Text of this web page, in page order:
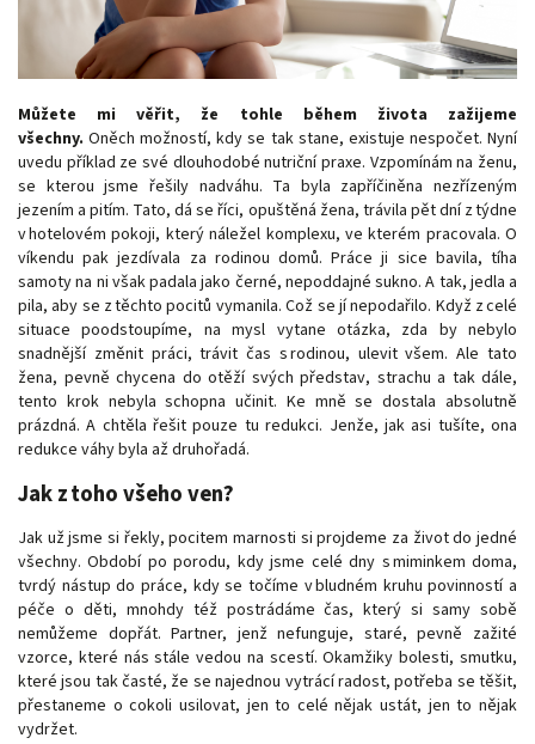
Můžete mi věřit, že tohle během života zažijeme
všechny. Oněch možností, kdy se tak stane, existuje nespočet. Nyní
uvedu příklad ze své dlouhodobé nutriční praxe. Vzpomínám na ženu,
se kterou jsme řešily nadváhu. Ta byla zapříčiněna nezřízeným
jezením a pitím. Tato, dá se říci, opuštěná žena, trávila pět dní z týdne
v hotelovém pokoji, který náležel komplexu, ve kterém pracovala. O
víkendu pak jezdívala za rodinou domů. Práce ji sice bavila, tíha
samoty na ni však padala jako černé, nepoddajné sukno. A tak, jedla a
pila, aby se z těchto pocitů vymanila. Což se jí nepodařilo. Když z celé
situace poodstoupíme, na mysl vytane otázka, zda by nebylo
snadnější změnit práci, trávit čas s rodinou, ulevit všem. Ale tato
žena, pevně chycena do otěží svých představ, strachu a tak dále,
tento krok nebyla schopna učinit. Ke mně se dostala absolutně
prázdná. A chtěla řešit pouze tu redukci. Jenže, jak asi tušíte, ona
redukce váhy byla až druhořadá.
Jak z toho všeho ven?
Jak už jsme si řekly, pocitem marnosti si projdeme za život do jedné
všechny. Období po porodu, kdy jsme celé dny s miminkem doma,
tvrdý nástup do práce, kdy se točíme v bludném kruhu povinností a
péče o děti, mnohdy též postrádáme čas, který si samy sobě
nemůžeme dopřát. Partner, jenž nefunguje, staré, pevně zažité
vzorce, které nás stále vedou na scestí. Okamžiky bolesti, smutku,
které jsou tak časté, že se najednou vytrácí radost, potřeba se těšit,
přestaneme o cokoli usilovat, jen to celé nějak ustát, jen to nějak
vydržet.